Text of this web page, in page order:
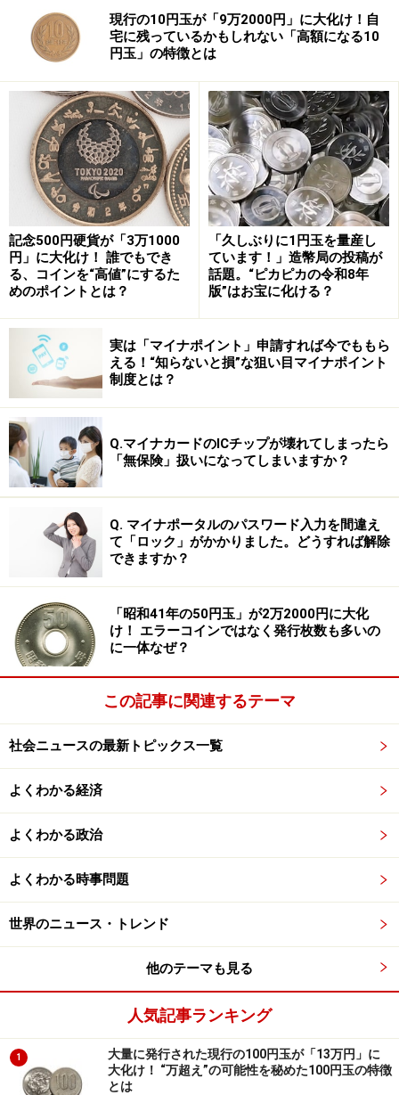
現行の10円玉が「9万2000円」に大化け！自
宅に残っているかもしれない「高額になる10
円玉」の特徴とは
記念500円硬貨が「3万1000
円」に大化け！ 誰でもでき
る、コインを“高値”にするた
めのポイントとは？
「久しぶりに1円玉を量産し
ています！」造幣局の投稿が
話題。“ピカピカの令和8年
版”はお宝に化ける？
実は「マイナポイント」申請すれば今でももら
える！“知らないと損”な狙い目マイナポイント
制度とは？
Q.マイナカードのICチップが壊れてしまったら
「無保険」扱いになってしまいますか？
Q. マイナポータルのパスワード入力を間違え
て「ロック」がかかりました。どうすれば解除
できますか？
「昭和41年の50円玉」が2万2000円に大化
け！ エラーコインではなく発行枚数も多いの
に一体なぜ？
この記事に関連するテーマ
社会ニュースの最新トピックス一覧
よくわかる経済
よくわかる政治
よくわかる時事問題
世界のニュース・トレンド
他のテーマも見る
人気記事ランキング
1
大量に発行された現行の100円玉が「13万円」に
大化け！ “万超え”の可能性を秘めた100円玉の特徴
とは